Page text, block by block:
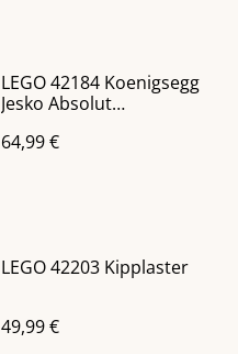
LEGO 42184 Koenigsegg
Jesko Absolut
64,99 €
LEGO 42203 Kipplaster
49,99 €